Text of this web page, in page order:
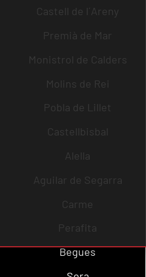
Castell de l´Areny
Premià de Mar
Monistrol de Calders
Molins de Rei
Pobla de Lillet
Castellbisbal
Alella
Aguilar de Segarra
Carme
Perafita
Begues